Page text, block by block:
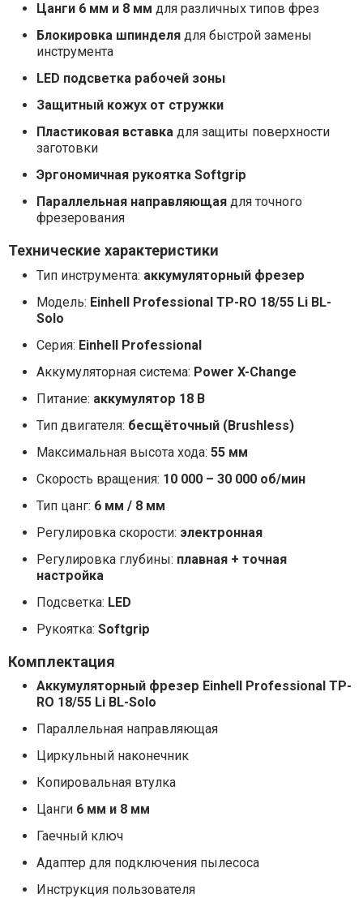
Цанги 6 мм и 8 мм для различных типов фрез
Блокировка шпинделядля быстрой замены
инструмента
LED подсветка рабочей зоны
Защитный кожух от стружки
Пластиковая вставкадля защиты поверхности
заготовки
Эргономичная рукоятка Softgrip
Параллельная направляющаядля точного
фрезерования
Технические характеристики
Тип инструмента: аккумуляторный фрезер
Модель: Einhell Professional TP-RO 18/55 Li BL-
Solo
Серия: Einhell Professional
Аккумуляторная система: Power X-Change
Питание: аккумулятор 18 В
Тип двигателя: бесщёточный (Brushless)
Максимальная высота хода: 55 мм
Скорость вращения: 10 000 – 30 000 об/мин
Тип цанг: 6 мм / 8 мм
Регулировка скорости: электронная
Регулировка глубины: плавная + точная
настройка
Подсветка: LED
Рукоятка: Softgrip
Комплектация
Аккумуляторный фрезер Einhell Professional TP-
RO 18/55 Li BL-Solo
Параллельная направляющая
Циркульный наконечник
Копировальная втулка
Цанги 6 мм и 8 мм
Гаечный ключ
Адаптер для подключения пылесоса
Инструкция пользователя